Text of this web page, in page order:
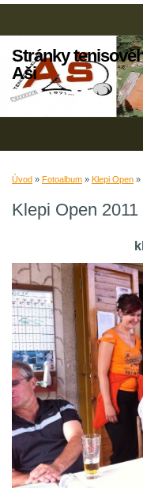
Stránky
Aši
Úvod » Fotoalbum » Klepi Open »
Klepi Open 2011